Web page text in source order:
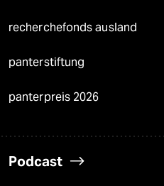
recherchefonds ausland
panterstiftung
panterpreis 2026
Podcast